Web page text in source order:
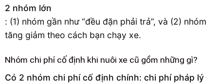
2 nhóm lớn
: (1) nhóm gần như “đều đặn phải trả”, và (2) nhóm
tăng giảm theo cách bạn chạy xe.
Nhóm chi phí cố định khi nuôi xe cũ gồm những gì?
Có 2 nhóm chi phí cố định chính: chi phí pháp lý